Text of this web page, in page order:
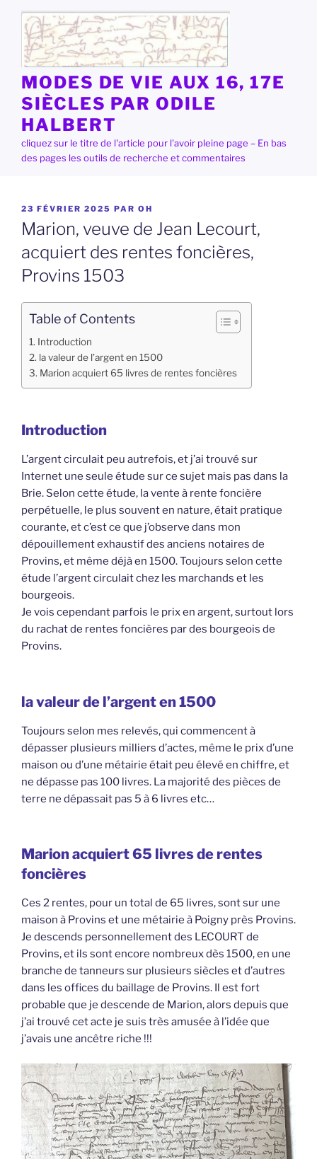
contenu
principal
MODES DE VIE AUX 16, 17E
SIÈCLES PAR ODILE
HALBERT
cliquez sur le titre de l'article pour l'avoir pleine page – En bas
des pages les outils de recherche et commentaires
PUBLIÉ
LE
23 FÉVRIER 2025 PAR OH
Marion, veuve de Jean Lecourt,
acquiert des rentes foncières,
Provins 1503
Table of Contents
Introduction
la valeur de l’argent en 1500
Marion acquiert 65 livres de rentes foncières
Introduction
L’argent circulait peu autrefois, et j’ai trouvé sur
Internet une seule étude sur ce sujet mais pas dans la
Brie. Selon cette étude, la vente à rente foncière
perpétuelle, le plus souvent en nature, était pratique
courante, et c’est ce que j’observe dans mon
dépouillement exhaustif des anciens notaires de
Provins, et même déjà en 1500. Toujours selon cette
étude l’argent circulait chez les marchands et les
bourgeois.
Je vois cependant parfois le prix en argent, surtout lors
du rachat de rentes foncières par des bourgeois de
Provins.
la valeur de l’argent en 1500
Toujours selon mes relevés, qui commencent à
dépasser plusieurs milliers d’actes, même le prix d’une
maison ou d’une métairie était peu élevé en chiffre, et
ne dépasse pas 100 livres. La majorité des pièces de
terre ne dépassait pas 5 à 6 livres etc…
Marion acquiert 65 livres de rentes
foncières
Ces 2 rentes, pour un total de 65 livres, sont sur une
maison à Provins et une métairie à Poigny près Provins.
Je descends personnellement des LECOURT de
Provins, et ils sont encore nombreux dès 1500, en une
branche de tanneurs sur plusieurs siècles et d’autres
dans les offices du baillage de Provins. Il est fort
probable que je descende de Marion, alors depuis que
j’ai trouvé cet acte je suis très amusée à l’idée que
j’avais une ancêtre riche !!!